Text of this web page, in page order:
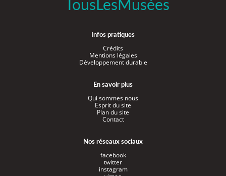
TousLesMusées
Infos pratiques
Crédits
Mentions légales
Développement durable
En savoir plus
Qui sommes nous
Esprit du site
Plan du site
Contact
Nos réseaux sociaux
facebook
twitter
instagram